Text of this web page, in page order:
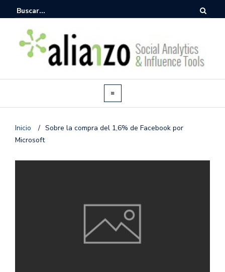
Inicio / Sobre la compra del 1,6% de Facebook por
Microsoft